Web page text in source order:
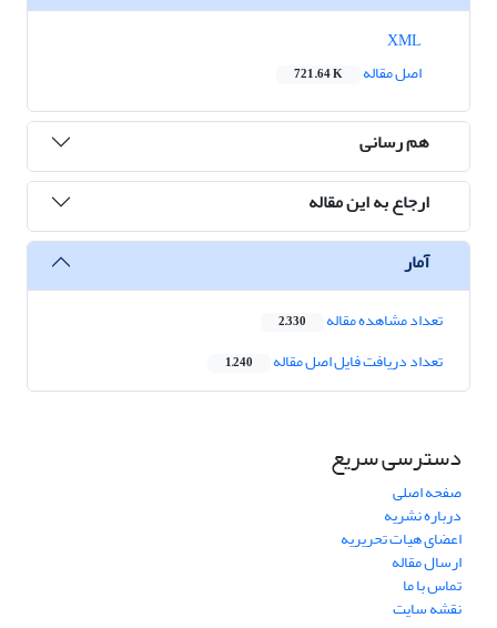
اصل مقاله
721.64 K
هم رسانی
ارجاع به این مقاله
آمار
تعداد مشاهده مقاله 2,330
تعداد دریافت فایل اصل مقاله 1,240
دسترسی سریع
صفحه اصلی
درباره نشریه
اعضای هیات تحریریه
ارسال مقاله
تماس با ما
نقشه سایت